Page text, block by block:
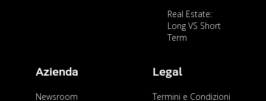
Real Estate:
Long VS Short
Term
Azienda
Newsroom
Legal
Termini e Condizioni